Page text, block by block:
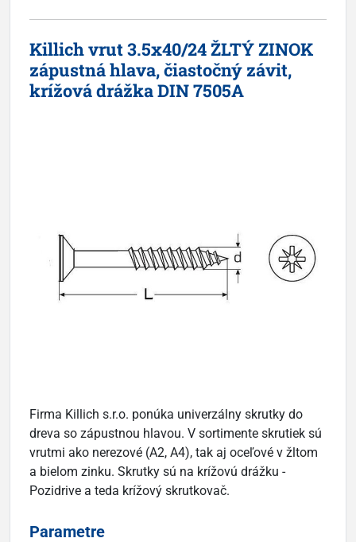
Killich vrut 3.5x40/24 ŽLTÝ ZINOK
zápustná hlava, čiastočný závit,
krížová drážka DIN 7505A
Firma Killich s.r.o. ponúka univerzálny skrutky do
dreva so zápustnou hlavou. V sortimente skrutiek sú
vrutmi ako nerezové (A2, A4), tak aj oceľové v žltom
a bielom zinku. Skrutky sú na krížovú drážku -
Pozidrive a teda krížový skrutkovač.
Parametre